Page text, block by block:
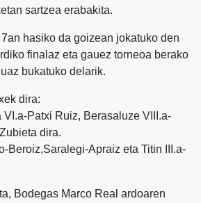
sartzea erabakita.
hasiko da goizean jokatuko den
finalaz eta gauez torneoa berako
bukatuko delarik.
dira:
Patxi Ruiz, Berasaluze VIII.a-
dira.
Beroiz,Saralegi-Apraiz eta Titin III.a-
Bodegas Marco Real ardoaren